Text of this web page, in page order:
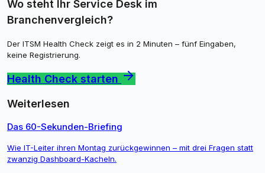
Wo steht Ihr Service Desk im
Branchenvergleich?
Der ITSM Health Check zeigt es in 2 Minuten – fünf Eingaben,
keine Registrierung.
Health Check starten
Weiterlesen
Das 60-Sekunden-Briefing
Wie IT-Leiter ihren Montag zurückgewinnen – mit drei Fragen statt
zwanzig Dashboard-Kacheln.